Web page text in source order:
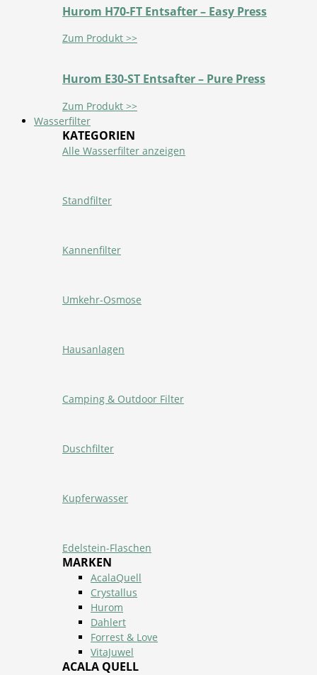
Hurom H70-FT Entsafter – Easy Press
Zum Produkt >>
Hurom E30-ST Entsafter – Pure Press
Zum Produkt >>
Wasserfilter
KATEGORIEN
Alle Wasserfilter anzeigen
Standfilter
Kannenfilter
Umkehr-Osmose
Hausanlagen
Camping & Outdoor Filter
Duschfilter
Kupferwasser
Edelstein-Flaschen
MARKEN
AcalaQuell
Crystallus
Hurom
Dahlert
Forrest & Love
VitaJuwel
ACALA QUELL